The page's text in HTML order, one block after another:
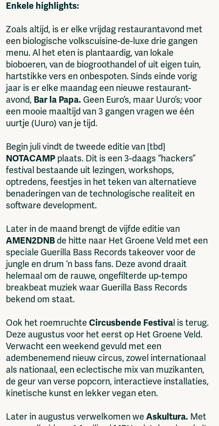
Enkele highlights:
Zoals altijd, is er elke vrijdag restaurantavond met
een biologische volkscuisine-de-luxe drie gangen
menu. Al het eten is plantaardig, van lokale
bioboeren, van de biogroothandel of uit eigen tuin,
hartstikke vers en onbespoten. Sinds einde vorig
jaar is er elke maandag een nieuwe restaurant-
avond, Bar la Papa. Geen Euro’s, maar Uuro’s; voor
een mooie maaltijd van 3 gangen vragen we één
uurtje (Uuro) van je tijd.
Begin juli vindt de tweede editie van [tbd]
NOTACAMP plaats. Dit is een 3-daags “hackers”
festival bestaande uit lezingen, workshops,
optredens, feestjes in het teken van alternatieve
benaderingen van de technologische realiteit en
software development.
Later in de maand brengt de vijfde editie van
AMEN2DNB de hitte naar Het Groene Veld met een
speciale Guerilla Bass Records takeover voor de
jungle en drum ‘n bass fans. Deze avond draait
helemaal om de rauwe, ongefilterde up-tempo
breakbeat muziek waar Guerilla Bass Records
bekend om staat.
Ook het roemruchte Circusbende Festiva l is terug.
Deze augustus voor het eerst op Het Groene Veld.
Verwacht een weekend gevuld met een
adembenemend nieuw circus, zowel internationaal
als nationaal, een eclectische mix van muzikanten,
de geur van verse popcorn, interactieve installaties,
kinetische kunst en lekker vegan eten.
Later in augustus verwelkomen we Askultura. Met